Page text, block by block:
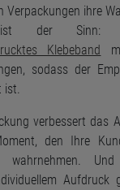
ihre
der Sinn:
Klebeband
sodass der
ist.
verbessert das
den Ihre
wahrnehmen.
Aufdruck